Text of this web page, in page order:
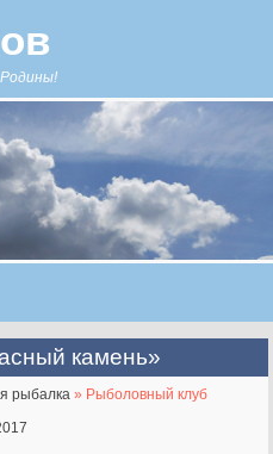
камень»
рыбалка » Рыболовный клуб